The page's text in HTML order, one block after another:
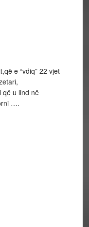
e “vdiq” 22 vjet
që u lind në
….